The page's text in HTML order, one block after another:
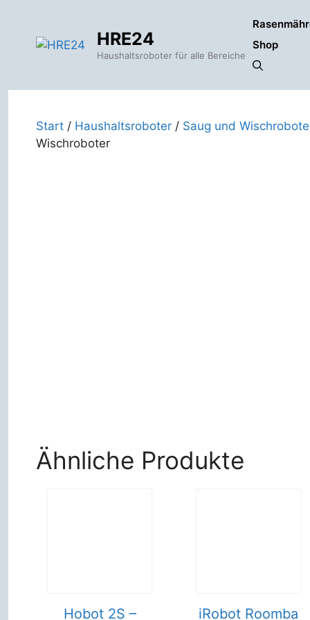
springen
HRE24
Haushaltsroboter für alle Bereiche
Shop
Start / Haushaltsroboter / Saug und
Wischroboter
Ähnliche Produkte
Hobot 2S – iRobot Roomba